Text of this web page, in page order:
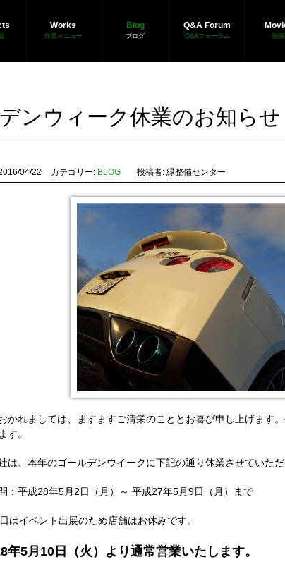
Works
作業メニュー
Blog
ブログ
Q&A Forum
Q&Aフォーラム 動画
ンウィーク休業のお知らせ
04/22 カテゴリー: BLOG 投稿者: 緑整備センター
かれましては、ますますご清栄のこととお喜び申し上げます
す。
は、本年のゴールデンウイークに下記の通り休業させていただ
：平成28年5月2日（月）～ 平成27年5月9日（月）まで
はイベント出展のため店舗はお休みです。
年5月10日（火）より通常営業いたします。